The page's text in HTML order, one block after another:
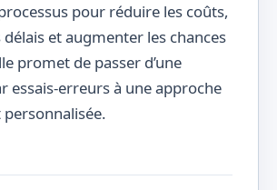
pour réduire les coûts,
délais et augmenter les chances
promet de passer d’une
essais-erreurs à une approche